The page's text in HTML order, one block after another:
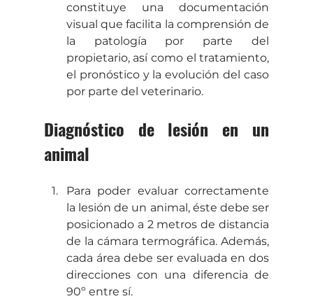
constituye una documentación
visual que facilita la comprensión de
la patología por parte del
propietario, así como el tratamiento,
el pronóstico y la evolución del caso
por parte del veterinario.
Diagnóstico de lesión en un
animal
Para poder evaluar correctamente
la lesión de un animal, éste debe ser
posicionado a 2 metros de distancia
de la cámara termográfica. Además,
cada área debe ser evaluada en dos
direcciones con una diferencia de
90º entre sí.